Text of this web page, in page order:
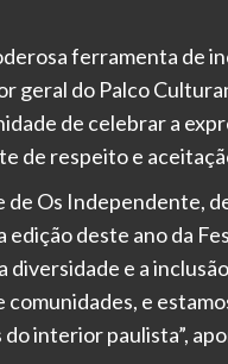
ferramenta de
geral do Palco
de celebrar a
de respeito e
Os Independente,
edição deste ano da
diversidade e a
e
interior paulista”,